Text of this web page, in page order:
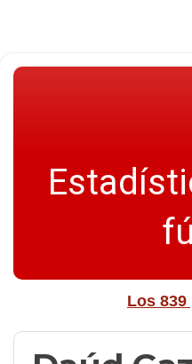
Los